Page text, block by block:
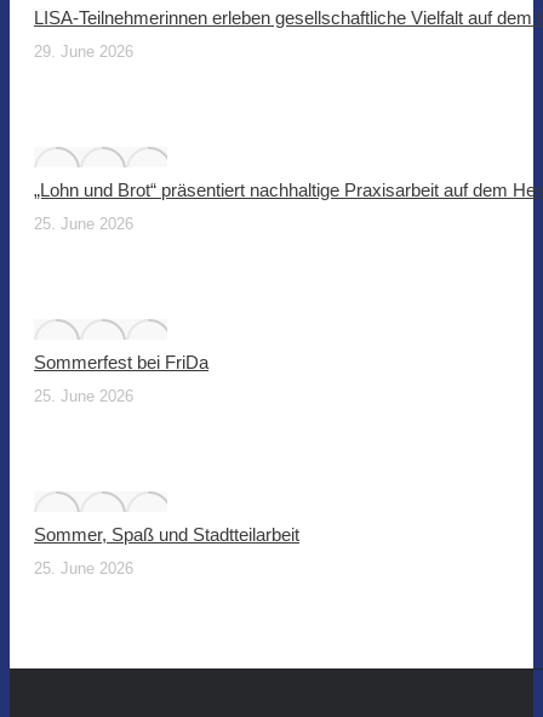
LISA-Teilnehmerinnen erleben gesellschaftliche Vielfalt auf dem
29. June 2026
„Lohn und Brot“ präsentiert nachhaltige Praxisarbeit auf dem
25. June 2026
Sommerfest bei FriDa
25. June 2026
Sommer, Spaß und Stadtteilarbeit
25. June 2026